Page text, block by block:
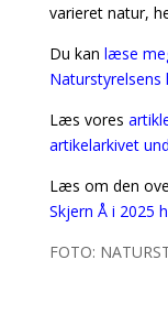
varieret natur,
Du kan læse
Naturstyrelsens
Læs vores
artikelarkivet
Læs om den
Skjern Å i 2025
FOTO: